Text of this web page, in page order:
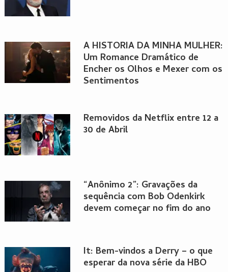
A HISTÓRIA DA MINHA MULHER:
Um Romance Dramático de
Encher os Olhos e Mexer com os
Sentimentos
Removidos da Netflix entre 12 a
30 de Abril
“Anônimo 2”: Gravações da
sequência com Bob Odenkirk
devem começar no fim do ano
It: Bem-vindos a Derry – o que
esperar da nova série da HBO